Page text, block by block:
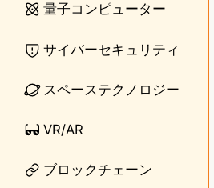
量子コンピューター
サイバーセキュリティ
スペーステクノロジー
VR/AR
ブロックチェーン